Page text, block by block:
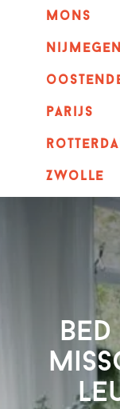
mons
nijmegen
parijs
Zwolle